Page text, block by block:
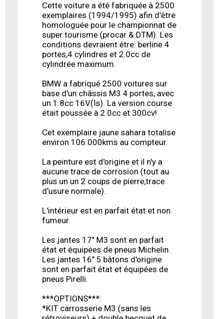
Cette voiture a été fabriquée à 2500
exemplaires (1994/1995) afin d'être
homologuée pour le championnat de
super tourisme (procar & DTM). Les
conditions devraient être: berline 4
portes,4 cylindres et 2.0cc de
cylindrée maximum.
BMW a fabriqué 2500 voitures sur
base d'un châssis M3 4 portes, avec
un 1.8cc 16V(Is). La version course
était poussée à 2.0cc et 300cv!
Cet exemplaire jaune sahara totalise
environ 106.000kms au compteur.
La peinture est d'origine et il n'y a
aucune trace de corrosion (tout au
plus un un 2 coups de pierre,trace
d'usure normale).
L'intérieur est en parfait état et non
fumeur.
Les jantes 17" M3 sont en parfait
état et équipées de pneus Michelin.
Les jantes 16" 5 bâtons d'origine
sont en parfait état et équipées de
pneus Pirelli.
***OPTIONS***:
*KIT carrosserie M3 (sans les